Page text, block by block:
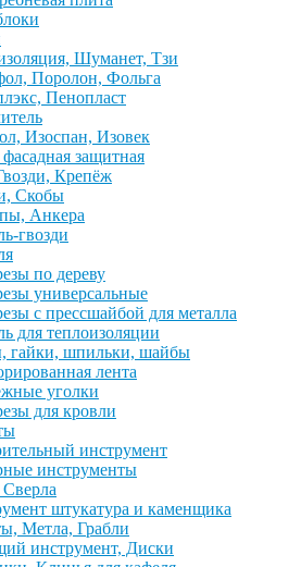
Шуманет, Тзи
Поролон, Фольга
Пенопласт
Изоспан, Изовек
защитная
Крепёж
Скобы
Анкера
гвозди
по дереву
универсальные
с прессшайбой для металла
для теплоизоляции
гайки, шпильки, шайбы
лента
уголки
для кровли
инструмент
инструменты
штукатура и каменщика
Метла, Грабли
инструмент, Диски